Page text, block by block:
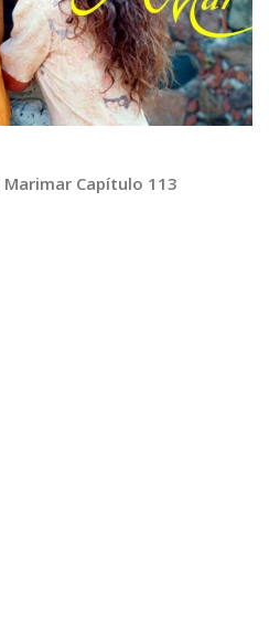
Marimar Capítulo 113